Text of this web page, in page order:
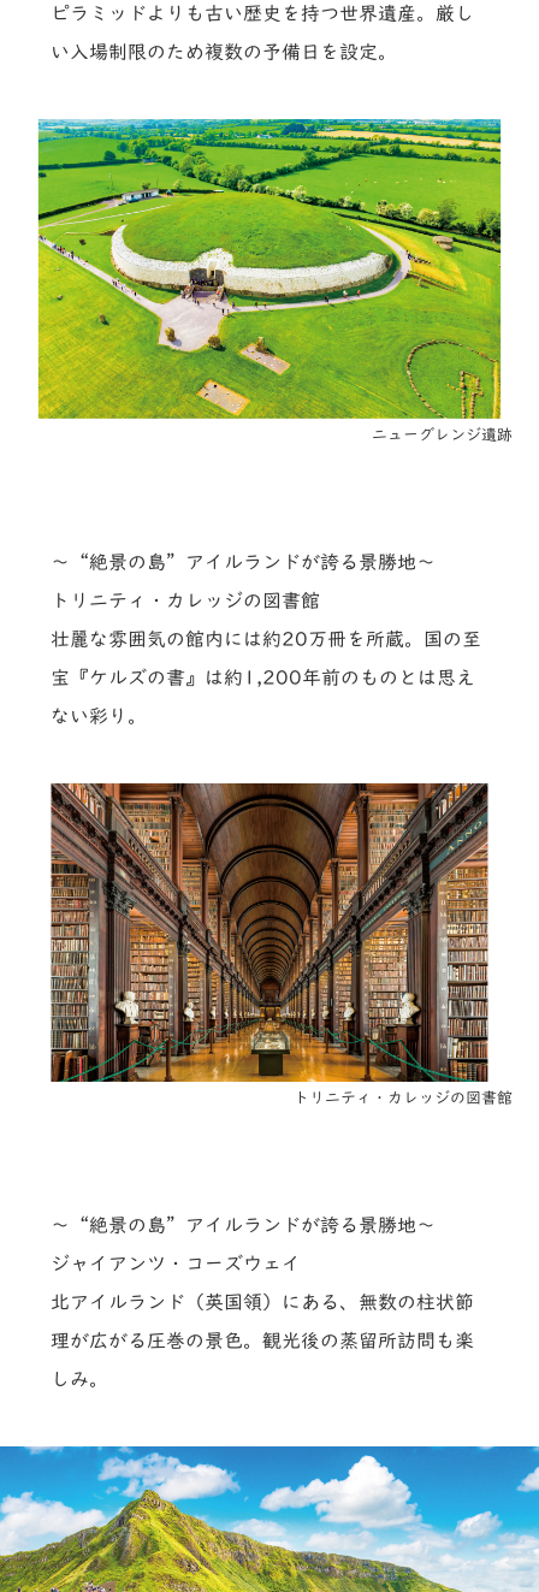
ピラミッドよりも古い歴史を持つ世界遺産。厳し
い入場制限のため複数の予備日を設定。
ニューグレンジ遺跡
～“絶景の島”アイルランドが誇る景勝地～
トリニティ・カレッジの図書館
壮麗な雰囲気の館内には約20万冊を所蔵。国の至
宝『ケルズの書』は約1,200年前のものとは思え
ない彩り。
トリニティ・カレッジの図書館
～“絶景の島”アイルランドが誇る景勝地～
ジャイアンツ・コーズウェイ
北アイルランド（英国領）にある、無数の柱状節
理が広がる圧巻の景色。観光後の蒸留所訪問も楽
しみ。